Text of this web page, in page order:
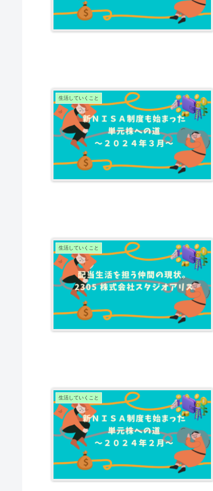
生活していくこと
生活していくこと
生活していくこと